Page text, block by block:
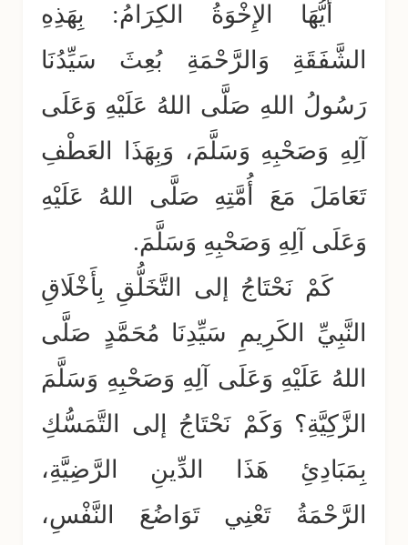
أَيُّهَا الإِخْوَةُ الكِرَامُ: بِهَذِهِ
الشَّفَقَةِ وَالرَّحْمَةِ بُعِثَ سَيِّدُنَا
رَسُولُ اللهِ صَلَّى اللهُ عَلَيْهِ وَعَلَى
آلِهِ وَصَحْبِهِ وَسَلَّمَ، وَبِهَذَا العَطْفِ
تَعَامَلَ مَعَ أُمَّتِهِ صَلَّى اللهُ عَلَيْهِ
وَعَلَى آلِهِ وَصَحْبِهِ وَسَلَّمَ.
كَمْ نَحْتَاجُ إلى التَّخَلُّقِ بِأَخْلَاقِ
النَّبِيِّ الكَرِيمِ سَيِّدِنَا مُحَمَّدٍ صَلَّى
اللهُ عَلَيْهِ وَعَلَى آلِهِ وَصَحْبِهِ وَسَلَّمَ
الزَّكِيَّةِ؟ وَكَمْ نَحْتَاجُ إلى التَّمَسُّكِ
بِمَبَادِئِ هَذَا الدِّينِ الرَّضِيَّةِ،
الرَّحْمَةُ تَعْنِي تَوَاضُعَ النَّفْسِ،